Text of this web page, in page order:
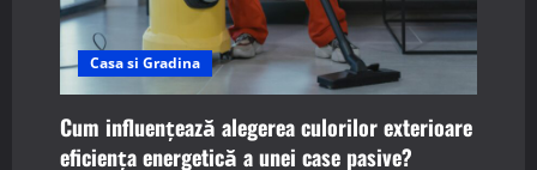
Casa si Gradina
Cum influențează alegerea culorilor exterioare
eficiența energetică a unei case pasive?